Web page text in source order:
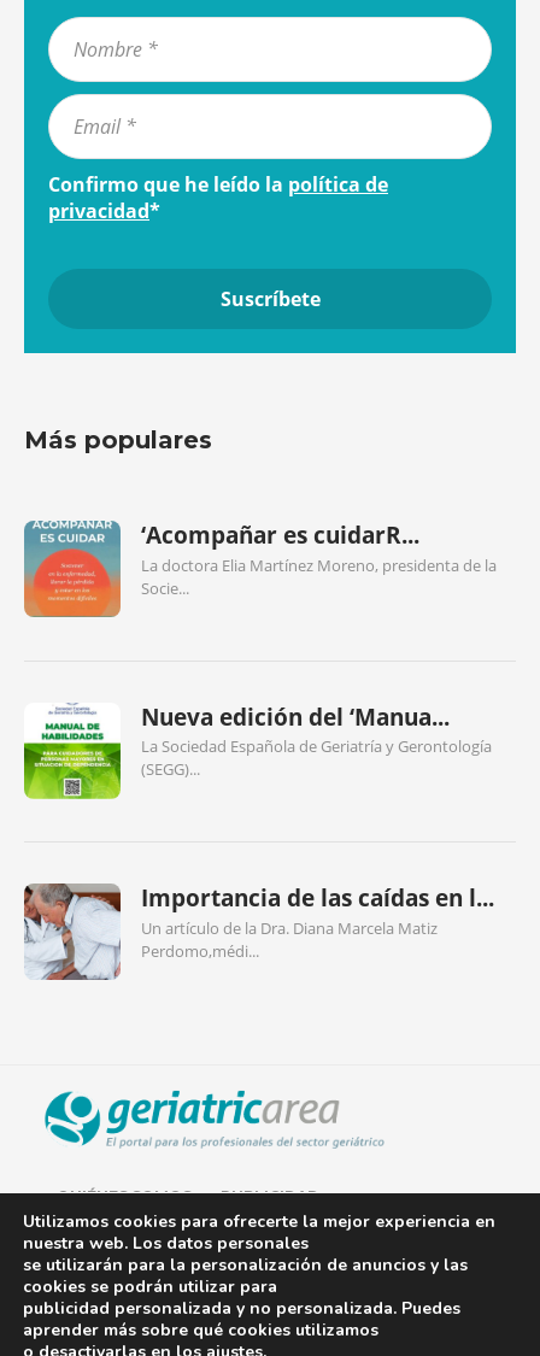
Confirmo que he leído la política de
privacidad*
Más populares
‘Acompañar es cuidarR...
La doctora Elia Martínez Moreno, presidenta de la
Socie...
Nueva edición del ‘Manua...
La Sociedad Española de Geriatría y Gerontología
(SEGG)...
Importancia de las caídas en l...
Un artículo de la Dra. Diana Marcela Matiz
Perdomo,médi...
QUIÉNES SOMOS PUBLICIDAD
AVISO LEGAL
POLÍTICA DE COOKIES
POLÍTICA DE PRIVACIDAD
Utilizamos cookies para ofrecerte la mejor experiencia en
nuestra web. Los datos personales
se utilizarán para la personalización de anuncios y las
cookies se podrán utilizar para
publicidad personalizada y no personalizada. Puedes
aprender más sobre qué cookies utilizamos